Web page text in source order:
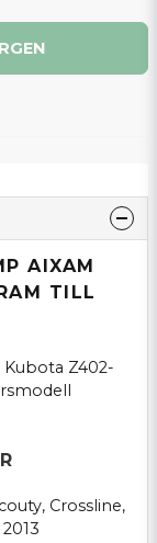
AIXAM
TILL
Z402-
Crossline,